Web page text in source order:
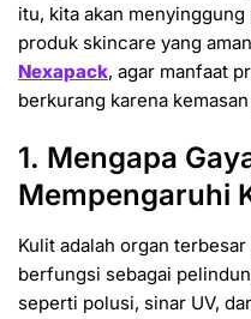
itu, kita akan
produk skincare yang
Nexapack, agar manfaat
berkurang karena
1. Mengapa
Mempengaruhi
Kulit adalah organ
berfungsi sebagai
seperti polusi, sinar UV,